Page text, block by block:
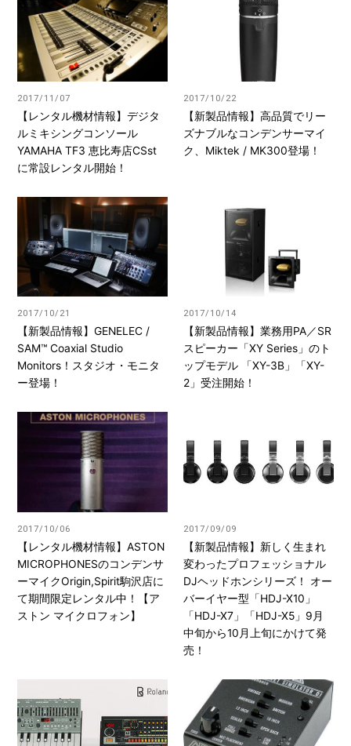
2017/11/07
【レンタル機材情報】デジタ
ルミキシングコンソール
YAMAHA TF3 恵比寿店CSst
に常設レンタル開始！
2017/10/22
【新製品情報】高品質でリー
ズナブルなコンデンサーマイ
ク、Miktek / MK300登場！
2017/10/21
【新製品情報】GENELEC /
SAM™ Coaxial Studio
Monitors！スタジオ・モニタ
ー登場！
2017/10/14
【新製品情報】業務用PA／SR
スピーカー「XY Series」のト
ップモデル 「XY-3B」「XY-
2」受注開始！
2017/10/06
【レンタル機材情報】ASTON
MICROPHONESのコンデンサ
ーマイクOrigin,Spirit駒沢店に
て期間限定レンタル中！【ア
ストン マイクロフォン】
2017/09/09
【新製品情報】新しく生まれ
変わったプロフェッショナル
DJヘッドホンシリーズ！ オー
バーイヤー型「HDJ-X10」
「HDJ-X7」「HDJ-X5」9月
中旬から10月上旬にかけて発
売！